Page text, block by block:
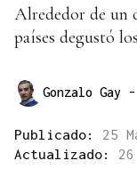
Alrededor de un
países degustó
Gonzalo Gay
Publicado: 25
Actualizado: